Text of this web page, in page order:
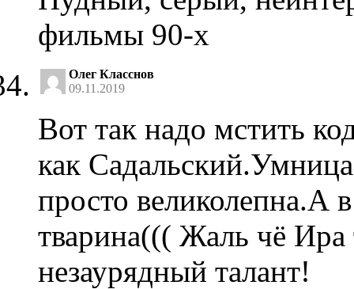
фильмы 90-х
Олег Класснов
09.11.2019
Вот так надо мстить
как
просто великолепна.А
тварина((( Жаль чё
незаурядный талант!